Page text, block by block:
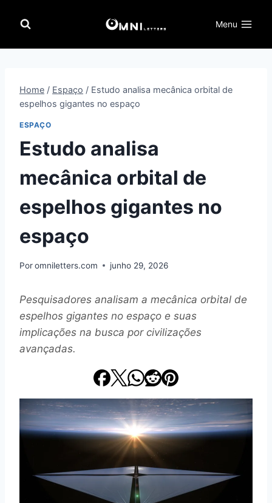
para
Menu
Home / Espaço / Estudo analisa mecânica orbital de
espelhos gigantes no espaço
ESPAÇO
Estudo analisa
mecânica orbital de
espelhos gigantes no
espaço
Poromniletters.com junho 29, 2026
Pesquisadores analisam a mecânica orbital de
espelhos gigantes no espaço e suas
implicações na busca por civilizações
avançadas.